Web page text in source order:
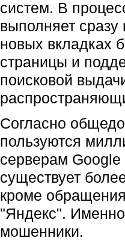
систем. В
выполняет
новых вкладках
страницы и
поисковой
Согласно
пользуются
серверам
существует
кроме
"Яндекс".
мошенники.